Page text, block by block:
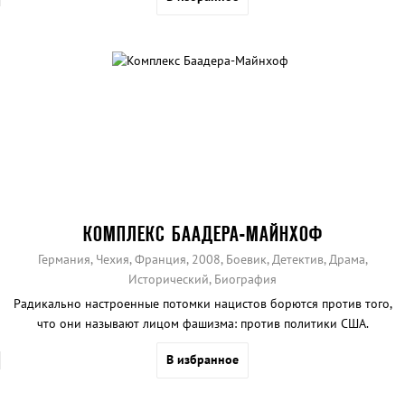
КОМПЛЕКС БААДЕРА-МАЙНХОФ
Германия, Чехия, Франция, 2008, Боевик, Детектив, Драма,
Исторический, Биография
Радикально настроенные потомки нацистов борются против того,
что они называют лицом фашизма: против политики США.
В избранное